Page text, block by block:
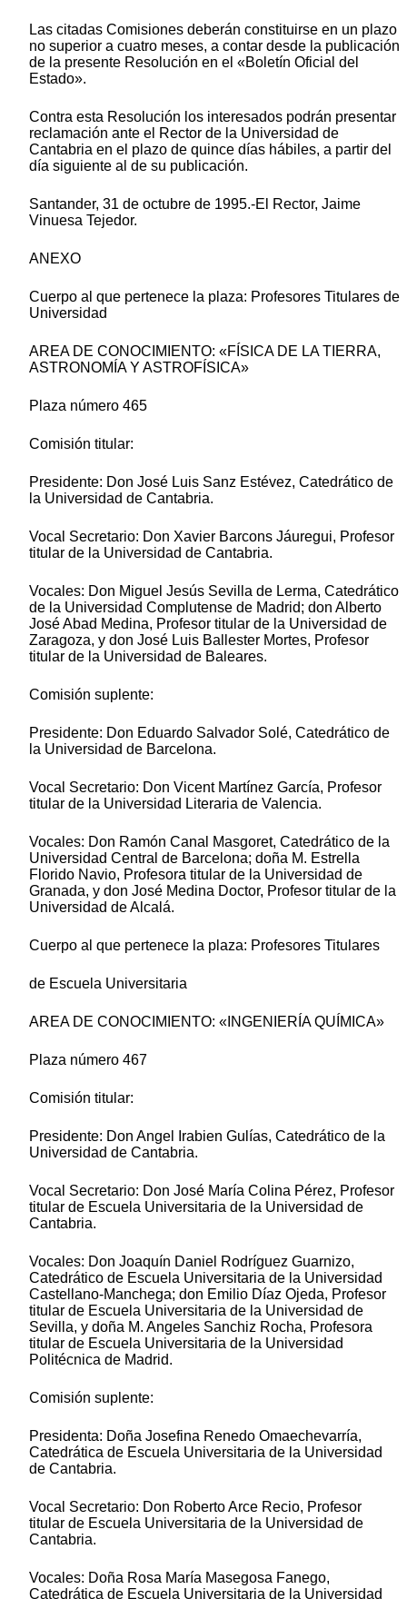
Las citadas Comisiones deberán constituirse en un plazo
no superior a cuatro meses, a contar desde la publicación
de la presente Resolución en el «Boletín Oficial del
Estado».
Contra esta Resolución los interesados podrán presentar
reclamación ante el Rector de la Universidad de
Cantabria en el plazo de quince días hábiles, a partir del
día siguiente al de su publicación.
Santander, 31 de octubre de 1995.-El Rector, Jaime
Vinuesa Tejedor.
ANEXO
Cuerpo al que pertenece la plaza: Profesores Titulares de
Universidad
AREA DE CONOCIMIENTO: «FÍSICA DE LA TIERRA,
ASTRONOMÍA Y ASTROFÍSICA»
Plaza número 465
Comisión titular:
Presidente: Don José Luis Sanz Estévez, Catedrático de
la Universidad de Cantabria.
Vocal Secretario: Don Xavier Barcons Jáuregui, Profesor
titular de la Universidad de Cantabria.
Vocales: Don Miguel Jesús Sevilla de Lerma, Catedrático
de la Universidad Complutense de Madrid; don Alberto
José Abad Medina, Profesor titular de la Universidad de
Zaragoza, y don José Luis Ballester Mortes, Profesor
titular de la Universidad de Baleares.
Comisión suplente:
Presidente: Don Eduardo Salvador Solé, Catedrático de
la Universidad de Barcelona.
Vocal Secretario: Don Vicent Martínez García, Profesor
titular de la Universidad Literaria de Valencia.
Vocales: Don Ramón Canal Masgoret, Catedrático de la
Universidad Central de Barcelona; doña M. Estrella
Florido Navio, Profesora titular de la Universidad de
Granada, y don José Medina Doctor, Profesor titular de la
Universidad de Alcalá.
Cuerpo al que pertenece la plaza: Profesores Titulares
de Escuela Universitaria
AREA DE CONOCIMIENTO: «INGENIERÍA QUÍMICA»
Plaza número 467
Comisión titular:
Presidente: Don Angel Irabien Gulías, Catedrático de la
Universidad de Cantabria.
Vocal Secretario: Don José María Colina Pérez, Profesor
titular de Escuela Universitaria de la Universidad de
Cantabria.
Vocales: Don Joaquín Daniel Rodríguez Guarnizo,
Catedrático de Escuela Universitaria de la Universidad
Castellano-Manchega; don Emilio Díaz Ojeda, Profesor
titular de Escuela Universitaria de la Universidad de
Sevilla, y doña M. Angeles Sanchiz Rocha, Profesora
titular de Escuela Universitaria de la Universidad
Politécnica de Madrid.
Comisión suplente:
Presidenta: Doña Josefina Renedo Omaechevarría,
Catedrática de Escuela Universitaria de la Universidad
de Cantabria.
Vocal Secretario: Don Roberto Arce Recio, Profesor
titular de Escuela Universitaria de la Universidad de
Cantabria.
Vocales: Doña Rosa María Masegosa Fanego,
Catedrática de Escuela Universitaria de la Universidad